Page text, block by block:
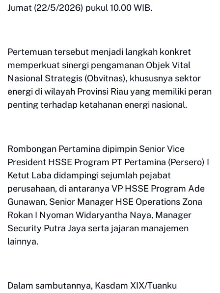
Jumat (22/5/2026) pukul 10.00 WIB.
Pertemuan tersebut menjadi langkah konkret
memperkuat sinergi pengamanan Objek Vital
Nasional Strategis (Obvitnas), khususnya sektor
energi di wilayah Provinsi Riau yang memiliki peran
penting terhadap ketahanan energi nasional.
Rombongan Pertamina dipimpin Senior Vice
President HSSE Program PT Pertamina (Persero) I
Ketut Laba didampingi sejumlah pejabat
perusahaan, di antaranya VP HSSE Program Ade
Gunawan, Senior Manager HSE Operations Zona
Rokan I Nyoman Widaryantha Naya, Manager
Security Putra Jaya serta jajaran manajemen
lainnya.
Dalam sambutannya, Kasdam XIX/Tuanku